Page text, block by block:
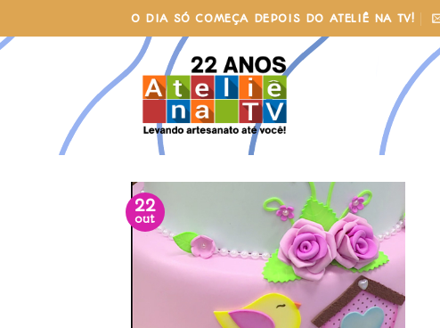
to
content
O DIA SÓ COMEÇA DEPOIS DO ATELIÊ NA TV!
22
out